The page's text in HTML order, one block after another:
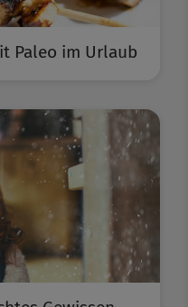
Paleo im Urlaub